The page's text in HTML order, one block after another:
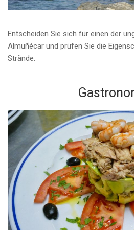
Entscheiden Sie sich für einen der
Almuñécar und prüfen Sie die
Strände.